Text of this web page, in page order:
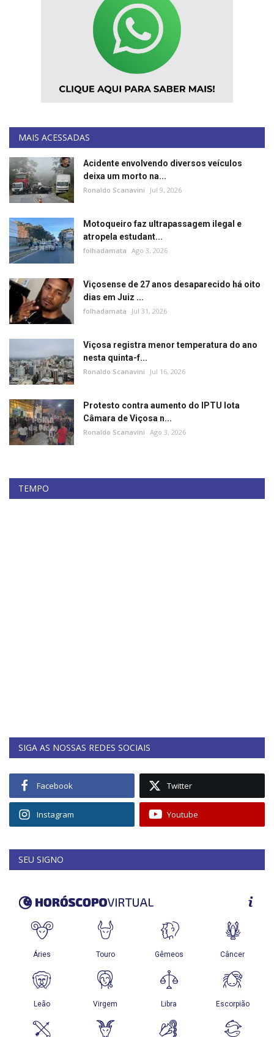
MAIS ACESSADAS
Acidente envolvendo diversos veículos
deixa um morto na...
Ronaldo Scanavini Jul 9, 2026
Motoqueiro faz ultrapassagem ilegal e
atropela estudant...
folhadamata Ago 3, 2026
Viçosense de 27 anos desaparecido há oito
dias em Juiz ...
folhadamata Jul 31, 2026
Viçosa registra menor temperatura do ano
nesta quinta-f...
Ronaldo Scanavini Jul 16, 2026
Protesto contra aumento do IPTU lota
Câmara de Viçosa n...
Ronaldo Scanavini Ago 3, 2026
TEMPO
SIGA AS NOSSAS REDES SOCIAIS
Facebook Twitter
Instagram Youtube
SEU SIGNO